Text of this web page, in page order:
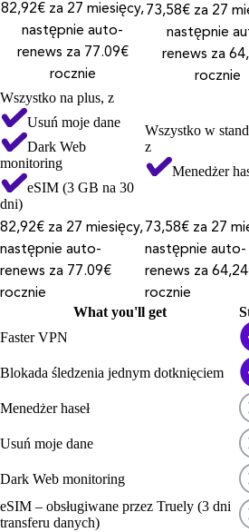
82,92€ za 27 miesięcy,
następnie auto-
renews za 77.09€
rocznie
73,58€ za 27
następnie
renews za
rocznie
Wszystko na plus, z
Usuń moje dane
Dark Web
monitoring
eSIM (3 GB na 30
dni)
Wszystko w
z
Menedżer
82,92€ za 27 miesięcy,
następnie auto-
renews za 77.09€
rocznie
73,58€ za 27
następnie auto-
renews za
rocznie
What you'll get
Faster VPN
Blokada śledzenia jednym dotknięciem
Menedżer haseł
Usuń moje dane
Dark Web monitoring
eSIM – obsługiwane przez Truely (3 dni
transferu danych)